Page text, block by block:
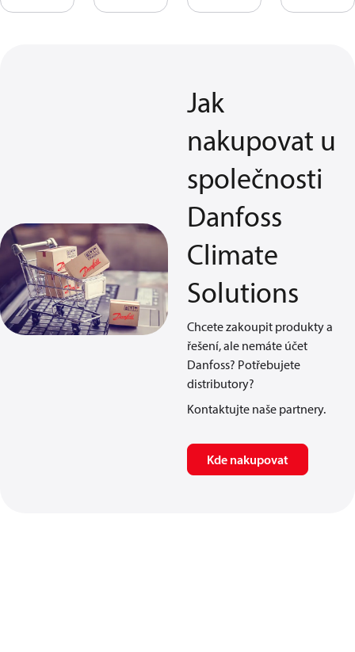
Jak
nakupovat u
společnosti
Danfoss
Climate
Solutions
Chcete zakoupit produkty a
řešení, ale nemáte účet
Danfoss? Potřebujete
distributory?
Kontaktujte naše partnery.
Kde nakupovat